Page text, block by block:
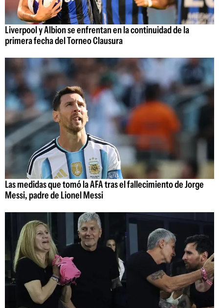
Liverpool y Albion se enfrentan en la continuidad de la
primera fecha del Torneo Clausura
Las medidas que tomó la AFA tras el fallecimiento de Jorge
Messi, padre de Lionel Messi